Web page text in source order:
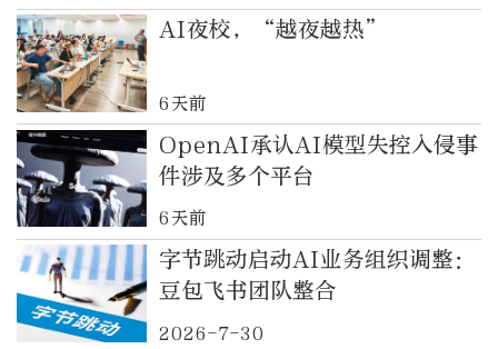
AI夜校，“越夜越热”
6天前
OpenAI承认AI模型失控入侵事
件涉及多个平台
6天前
字节跳动启动AI业务组织调整：
豆包飞书团队整合
2026-7-30